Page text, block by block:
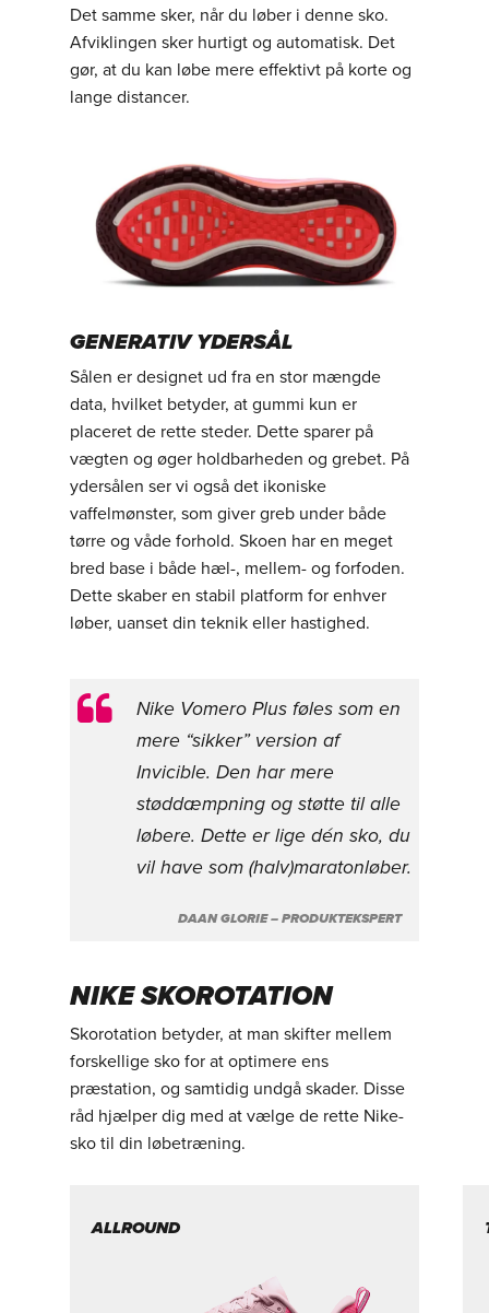
Det samme sker, når du løber i denne sko.
Afviklingen sker hurtigt og automatisk. Det
gør, at du kan løbe mere effektivt på korte og
lange distancer.
GENERATIV YDERSÅL
Sålen er designet ud fra en stor mængde
data, hvilket betyder, at gummi kun er
placeret de rette steder. Dette sparer på
vægten og øger holdbarheden og grebet. På
ydersålen ser vi også det ikoniske
vaffelmønster, som giver greb under både
tørre og våde forhold. Skoen har en meget
bred base i både hæl-, mellem- og forfoden.
Dette skaber en stabil platform for enhver
løber, uanset din teknik eller hastighed.
Nike Vomero Plus føles som en
mere “sikker” version af
Invicible. Den har mere
støddæmpning og støtte til alle
løbere. Dette er lige dén sko, du
vil have som (halv)maratonløber.
DAAN GLORIE – PRODUKTEKSPERT
NIKE SKOROTATION
Skorotation betyder, at man skifter mellem
forskellige sko for at optimere ens
præstation, og samtidig undgå skader. Disse
råd hjælper dig med at vælge de rette Nike-
sko til din løbetræning.
ALLROUND